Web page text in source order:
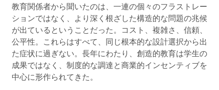
教育関係者から聞いたのは、一連の個々のフラストレー
ションではなく、より深く根ざした構造的な問題の兆候
が出ているということだった。コスト、複雑さ、信頼、
公平性。これらはすべて、同じ根本的な設計選択から出
た症状に過ぎない。長年にわたり、創造的教育は学生の
成果ではなく、制度的な調達と商業的インセンティブを
中心に形作られてきた。